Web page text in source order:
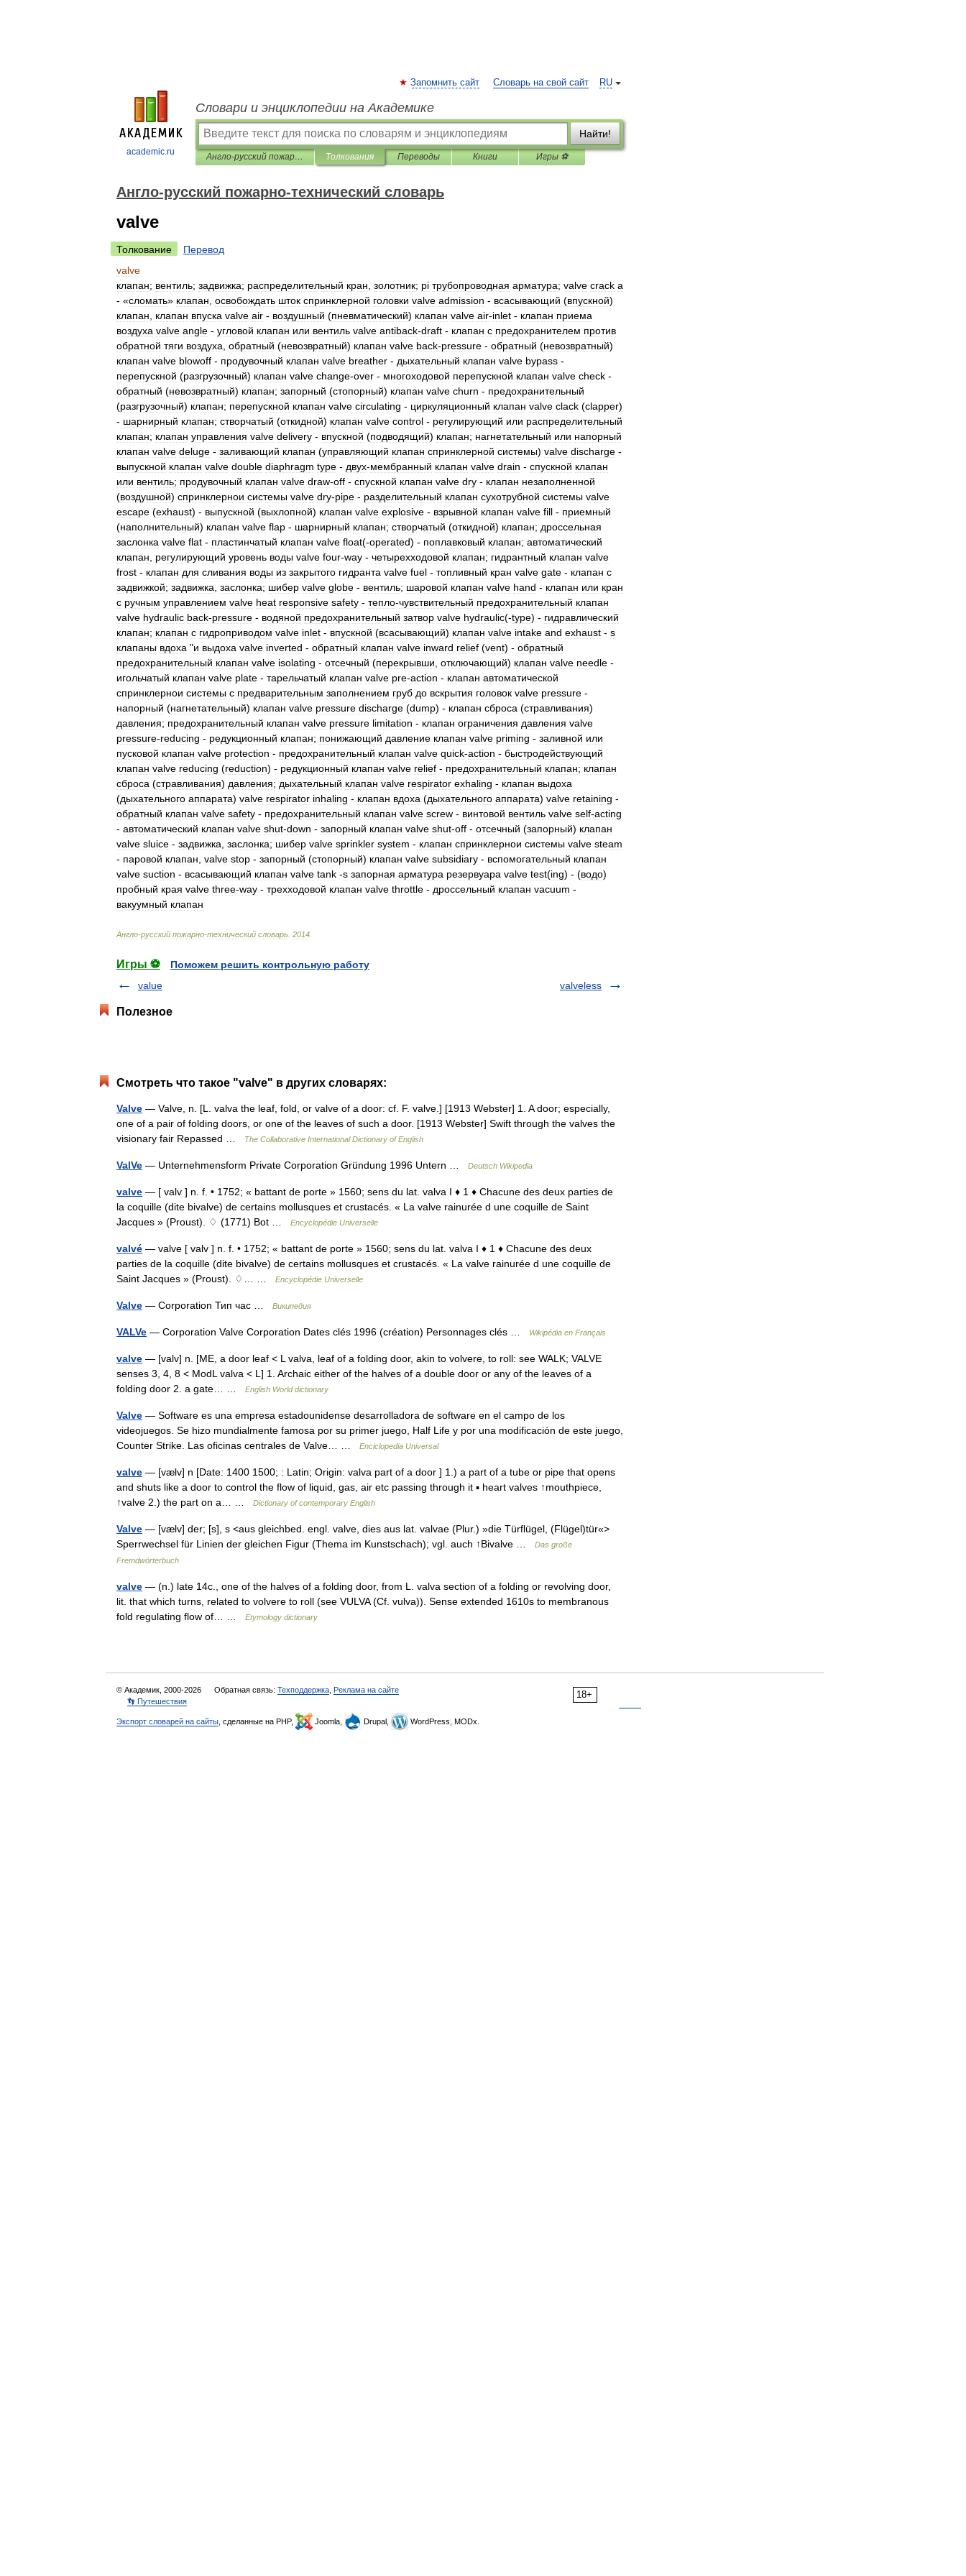
academic.ru
RU
Запомнить сайт Словарь на свой сайт
Словари и энциклопедии на Академике
Найти!
Англо-русский пожарно-технический словарь Толкования Переводы Книги Игры ⚽
Англо-русский пожарно-технический словарь
valve
Толкование
Перевод
valve
клапан; вентиль; задвижка; распределительный кран золотник; pi трубопроводная арматура; valve crack a
- «сломать» клапан освобождать шток спринклерной головки valve admission - всасывающий (впускной)
клапан
клапан впуска valve air - воздушный (пневматический) клапан valve air-inlet - клапан приема
воздуха valve angle - угловой клапан или вентиль valve antiback-draft - клапан с предохранителем против
обратной тяги воздуха обратный (невозвратный) клапан valve back-pressure - обратный (невозвратный)
клапан valve blowoff - продувочный клапан valve breather - дыхательный клапан valve bypass -
перепускной (разгрузочный) клапан valve change-over - многоходовой перепускной клапан valve check -
обратный (невозвратный) клапан; запорный (стопорный) клапан valve churn - предохранительный
(разгрузочный) клапан; перепускной клапан valve circulating - циркуляционный клапан valve clack (clapper)
- шарнирный клапан; створчатый (откидной) клапан valve control - регулирующий или распределительный
клапан; клапан управления valve delivery - впускной (подводящий) клапан; нагнетательный или напорный
клапан valve deluge - заливающий клапан (управляющий клапан спринклерной системы) valve discharge -
выпускной клапан valve double diaphragm type - двух-мембранный клапан valve drain - спускной клапан
или вентиль; продувочный клапан valve draw-off - спускной клапан valve dry - клапан незаполненной
(воздушной) спринклернои системы valve dry-pipe - разделительный клапан сухотрубной системы valve
escape (exhaust) - выпускной (выхлопной) клапан valve explosive - взрывной клапан valve fill - приемный
(наполнительный) клапан valve flap - шарнирный клапан; створчатый (откидной) клапан; дроссельная
заслонка valve flat - пластинчатый клапан valve float(-operated) - поплавковый клапан; автоматический
клапан
регулирующий уровень воды valve four-way - четырехходовой клапан; гидрантный клапан valve
frost - клапан для сливания воды из закрытого гидранта valve fuel - топливный кран valve gate - клапан с
задвижкой; задвижка заслонка; шибер valve globe - вентиль; шаровой клапан valve hand - клапан или кран
с ручным управлением valve heat responsive safety - тепло-чувствительный предохранительный клапан
valve hydraulic back-pressure - водяной предохранительный затвор valve hydraulic(-type) - гидравлический
клапан; клапан с гидроприводом valve inlet - впускной (всасывающий) клапан valve intake and exhaust - s
клапаны вдоха "и выдоха valve inverted - обратный клапан valve inward relief (vent) - обратный
предохранительный клапан valve isolating - отсечный (перекрывши отключающий) клапан valve needle -
игольчатый клапан valve plate - тарельчатый клапан valve pre-action - клапан автоматической
спринклернои системы с предварительным заполнением груб до вскрытия головок valve pressure -
напорный (нагнетательный) клапан valve pressure discharge (dump) - клапан сброса (стравливания)
давления; предохранительный клапан valve pressure limitation - клапан ограничения давления valve
pressure-reducing - редукционный клапан; понижающий давление клапан valve priming - заливной или
пусковой клапан valve protection - предохранительный клапан valve quick-action - быстродействующий
клапан valve reducing (reduction) - редукционный клапан valve relief - предохранительный клапан; клапан
сброса (стравливания) давления; дыхательный клапан valve respirator exhaling - клапан выдоха
(дыхательного аппарата) valve respirator inhaling - клапан вдоха (дыхательного аппарата) valve retaining -
обратный клапан valve safety - предохранительный клапан valve screw - винтовой вентиль valve self-acting
- автоматический клапан valve shut-down - запорный клапан valve shut-off - отсечный (запорный) клапан
valve sluice - задвижка заслонка; шибер valve sprinkler system - клапан спринклернои системы valve steam
- паровой клапан valve stop - запорный (стопорный) клапан valve subsidiary - вспомогательный клапан
valve suction - всасывающий клапан valve tank -s запорная арматура резервуара valve test(ing) - (водо)
пробный края valve three-way - трехходовой клапан valve throttle - дроссельный клапан vacuum -
вакуумный клапан
Англо-русский пожарно-технический словарь 2014
Игры ⚽
Поможем решить контрольную работу
value
valveless
Полезное
Смотреть что такое "valve" в других словарях:
Valve — Valve, n. [L. valva the leaf, fold, or valve of a door: cf. F. valve.] [1913 Webster] 1. A door; especially,
one of a pair of folding doors, or one of the leaves of such a door. [1913 Webster] Swift through the valves the
visionary fair Repassed …
The Collaborative International Dictionary of English
ValVe — Unternehmensform Private Corporation Gründung 1996 Untern … Deutsch Wikipedia
valve — [ valv ] n. f. • 1752; « battant de porte » 1560; sens du lat. valva I ♦ 1 ♦ Chacune des deux parties de
la coquille (dite bivalve) de certains mollusques et crustacés. « La valve rainurée d une coquille de Saint
Jacques » (Proust). ♢ (1771) Bot …
Encyclopédie Universelle
valvé — valve [ valv ] n. f. • 1752; « battant de porte » 1560; sens du lat. valva I ♦ 1 ♦ Chacune des deux
parties de la coquille (dite bivalve) de certains mollusques et crustacés. « La valve rainurée d une coquille de
Saint Jacques » (Proust). ♢… …
Encyclopédie Universelle
Valve — Corporation Тип час … Википедия
VALVe — Corporation Valve Corporation Dates clés 1996 (création) Personnages clés … Wikipédia en Français
valve — [valv] n. [ME, a door leaf < L valva, leaf of a folding door, akin to volvere, to roll: see WALK; VALVE
senses 3, 4, 8 < ModL valva < L] 1. Archaic either of the halves of a double door or any of the leaves of a
folding door 2. a gate… …
English World dictionary
Valve — Software es una empresa estadounidense desarrolladora de software en el campo de los
videojuegos. Se hizo mundialmente famosa por su primer juego, Half Life y por una modificación de este juego,
Counter Strike. Las oficinas centrales de Valve… …
Enciclopedia Universal
valve — [vælv] n [Date: 1400 1500; : Latin; Origin: valva part of a door ] 1.) a part of a tube or pipe that opens
and shuts like a door to control the flow of liquid, gas, air etc passing through it ▪ heart valves ↑mouthpiece,
↑valve 2.) the part on a… …
Dictionary of contemporary English
Valve — [vælv] der; [s], s <aus gleichbed. engl. valve, dies aus lat. valvae (Plur.) »die Türflügel, (Flügel)tür«>
Sperrwechsel für Linien der gleichen Figur (Thema im Kunstschach); vgl. auch ↑Bivalve …
Das große
Fremdwörterbuch
valve — (n.) late 14c., one of the halves of a folding door, from L. valva section of a folding or revolving door,
lit. that which turns, related to volvere to roll (see VULVA (Cf. vulva)). Sense extended 1610s to membranous
fold regulating flow of… …
Etymology dictionary
18+
© Академик, 2000-2026 Обратная связь: Техподдержка Реклама на сайте
👣 Путешествия
Экспорт словарей на сайты , сделанные на PHP, Joomla, Drupal, WordPress, MODx.